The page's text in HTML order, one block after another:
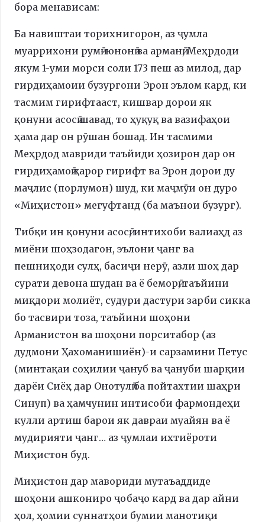
бора менависам:
Ба навиштаи торихнигорон, аз ҷумла
муаррихони румӣ-юнонӣ ва арманӣ, Меҳрдоди
якум 1-уми морси соли 173 пеш аз милод, дар
гирдиҳамоии бузургони Эрон эълом кард, ки
тасмим гирифтааст, кишвар дорои як
қонуни асосӣ шавад, то ҳуқуқ ва вазифаҳои
ҳама дар он рӯшан бошад. Ин тасмими
Меҳрдод мавриди таъйиди ҳозирон дар он
гирдиҳамоӣ қарор гирифт ва Эрон дорои ду
маҷлис (порлумон) шуд, ки маҷмӯи он дуро
«Миҳистон» мегуфтанд (ба маънои бузург).
Тибқи ин қонуни асосӣ, интихоби валиаҳд аз
миёни шоҳзодагон, эълони ҷанг ва
пешниҳоди сулҳ, басиҷи нерӯ, азли шоҳ дар
сурати девона шудан ва ё беморӣ, таъйини
миқдори молиёт, судури дастури зарби сикка
бо тасвири тоза, таъйини шоҳони
Арманистон ва шоҳони порситабор (аз
дудмони Ҳахоманишиён)-и сарзамини Петус
(минтақаи соҳилии ҷануб ва ҷануби шарқии
дарёи Сиёҳ дар Онотулӣ ба пойтахтии шаҳри
Синуп) ва ҳамчунин интисоби фармондеҳи
кулли артиш барои як давраи муайян ва ё
мудирияти ҷанг… аз ҷумлаи ихтиёроти
Миҳистон буд.
Миҳистон дар мавориди мутаъаддиде
шоҳони ашкониро ҷобаҷо кард ва дар айни
ҳол, ҳомии суннатҳои бумии манотиқи